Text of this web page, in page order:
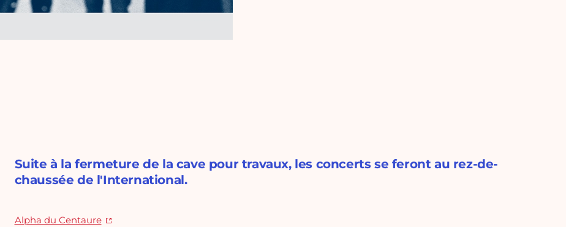
Suite à la fermeture de la cave pour travaux, les concerts se feront au rez-de-
chaussée de l'International.
Alpha du Centaure